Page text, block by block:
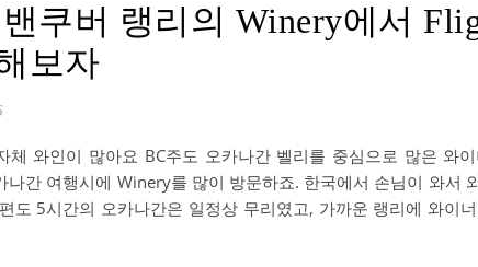
쿠버 랭리의 Winery에서
보자
체 와인이 많아요 BC주도 오카나간 벨리를 중심으로 많은 와
나간 여행시에 Winery를 많이 방문하죠. 한국에서 손님이 와서
도 5시간의 오카나간은 일정상 무리였고, 가까운 랭리에 와이